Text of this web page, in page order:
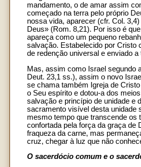
mandamento, o de amar assim
começado na terra pelo próprio
nossa vida, aparecer (cfr. Col.
Deus» (Rom. 8,21). Por isso é
apareça como um pequeno
salvação. Estabelecido por Cristo
de redenção universal e enviado
Mas, assim como Israel segundo
Deut. 23,1 ss.), assim o novo
se chama também Igreja de
o Seu espírito e dotou-a dos
salvação e princípio de unidade e
sacramento visível desta unidade
mesmo tempo que transcende os
confortada pela força da graça de
fraqueza da carne, mas
cruz, chegar à luz que não
O sacerdócio comum e o